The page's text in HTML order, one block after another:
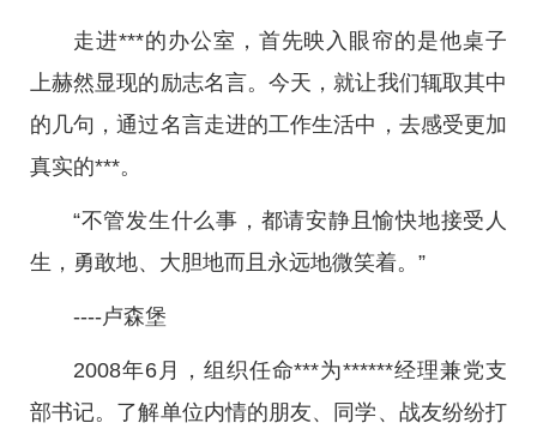
走进***的办公室，首先映入眼帘的是他桌子
上赫然显现的励志名言。今天，就让我们辄取其中
的几句，通过名言走进的工作生活中，去感受更加
真实的***。
“不管发生什么事，都请安静且愉快地接受人
生，勇敢地、大胆地而且永远地微笑着。”
----卢森堡
2008年6月，组织任命***为******经理兼党支
部书记。了解单位内情的朋友、同学、战友纷纷打